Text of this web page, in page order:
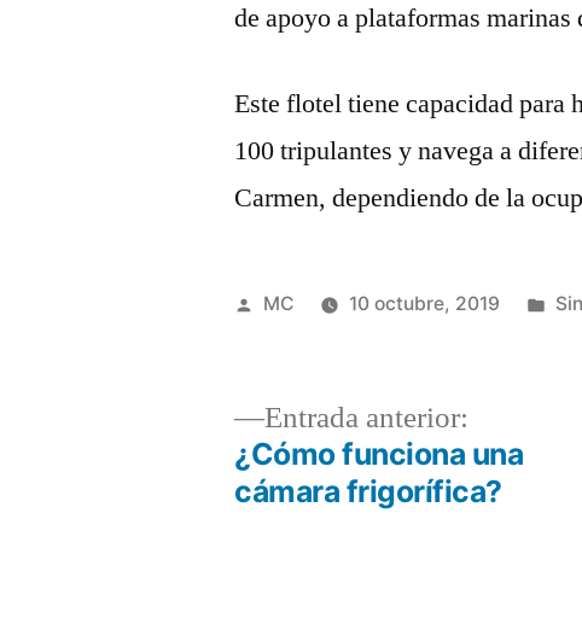
de apoyo a plataformas
Este flotel tiene capacidad para
100 tripulantes y navega a
Carmen, dependiendo de la
Publicado
MC 10 octubre, 2019
Navegación
Entrada anterior:
anterior:
¿Cómo funciona una
cámara frigorífica?